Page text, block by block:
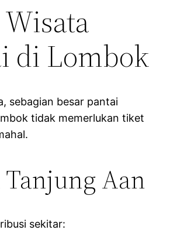
di Lombok
sebagian besar pantai
tidak memerlukan tiket
Aan
sekitar: